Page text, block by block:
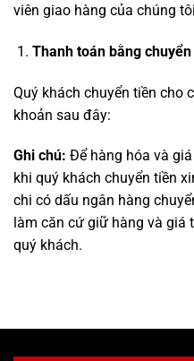
viên giao hàng của chúng
Thanh toán bằng
Quý khách chuyển tiền cho
khoản sau đây:
Ghi chú: Để hàng hóa và
khi quý khách chuyển tiền
chi có dấu ngân hàng
làm căn cứ giữ hàng và giá
quý khách.